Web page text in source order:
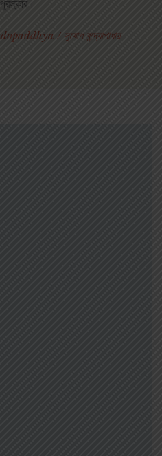
/ সুযোগ বন্দ্যোপাধায়